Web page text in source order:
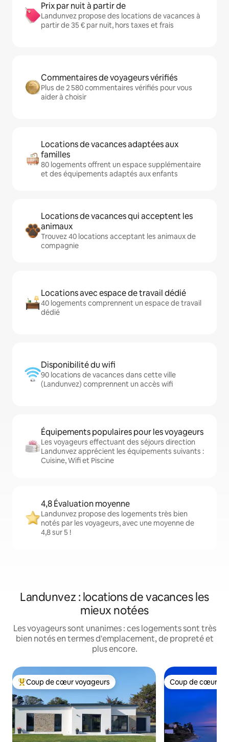
Prix par nuit à partir de
Landunvez propose des locations de vacances à
partir de 35 € par nuit, hors taxes et frais
Commentaires de voyageurs vérifiés
Plus de 2 580 commentaires vérifiés pour vous
aider à choisir
Locations de vacances adaptées aux
familles
80 logements offrent un espace supplémentaire
et des équipements adaptés aux enfants
Locations de vacances qui acceptent les
animaux
Trouvez 40 locations acceptant les animaux de
compagnie
Locations avec espace de travail dédié
40 logements comprennent un espace de travail
dédié
Disponibilité du wifi
90 locations de vacances dans cette ville
(Landunvez) comprennent un accès wifi
Équipements populaires pour les voyageurs
Les voyageurs effectuant des séjours direction
Landunvez apprécient les équipements suivants :
Cuisine, Wifi et Piscine
4,8 Évaluation moyenne
Landunvez propose des logements très bien
notés par les voyageurs, avec une moyenne de
4,8 sur 5 !
Landunvez : locations de vacances les
mieux notées
Les voyageurs sont unanimes : ces logements sont très
bien notés en termes d'emplacement, de propreté et
plus encore.
Coups de cœur voyageurs les plus appréciés
Coup de cœur voyageurs Coup de cœur
Coup de cœur